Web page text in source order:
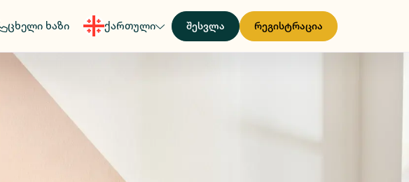
ცხელი ხაზი ქართული შესვლა რეგისტრაცია